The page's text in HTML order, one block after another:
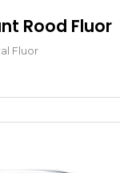
Rood Fluor
Fluor